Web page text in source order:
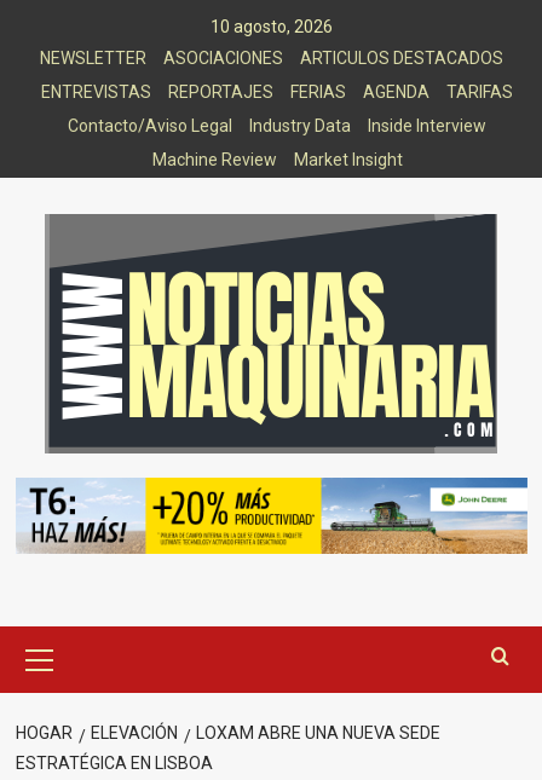
10 agosto, 2026
NEWSLETTER
ASOCIACIONES
ARTICULOS DESTACADOS
ENTREVISTAS
REPORTAJES FERIAS AGENDA
TARIFAS
Contacto/Aviso Legal
Industry Data
Inside Interview
Machine Review
Market Insight
principal
HOGAR ELEVACIÓN
LOXAM ABRE UNA NUEVA SEDE
ESTRATÉGICA EN LISBOA